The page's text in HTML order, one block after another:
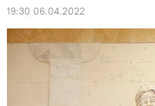
19:30 06.04.2022